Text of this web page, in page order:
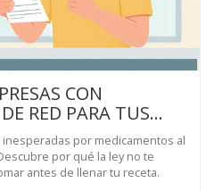
CON
RED PARA TUS
por medicamentos al
por qué la ley no te
antes de llenar tu receta.